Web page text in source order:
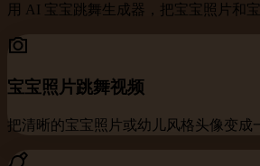
用 AI 宝宝跳舞生成器，把宝宝照片和
宝宝照片跳舞视频
把清晰的宝宝照片或幼儿风格头像变成